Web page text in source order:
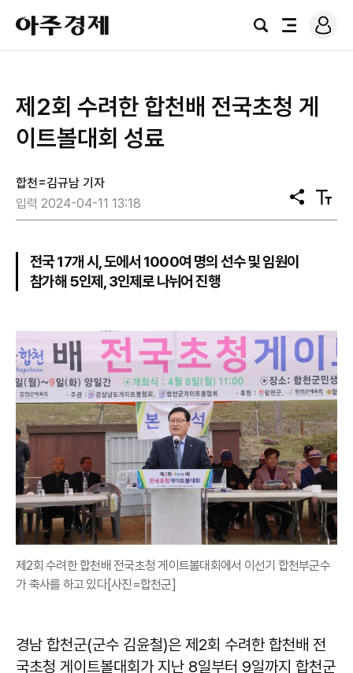
아
주
경
검
전
로
그
제2회 수려한 합천배 전국초청 게
이트볼대회 성료
합천=김규남 기자
입력 2024-04-11 13:18
공
유
텍
스
전국 17개 시, 도에서 1000여 명의 선수 및 임원이
참가해 5인제, 3인제로 나뉘어 진행
제2회 수려한 합천배 전국초청 게이트볼대회에서 이선기 합천부군수
가 축사를 하고 있다[사진=합천군]
경남 합천군(군수 김윤철)은 제2회 수려한 합천배 전
국초청 게이트볼대회가 지난 8일부터 9일까지 합천군